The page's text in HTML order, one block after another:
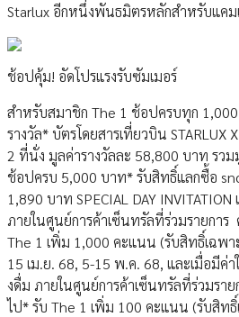
Starlux อีกหนึ่งพันธมิตรหลักสำหรับแค
ช้อปคุ้ม! อัดโปรแรงรับซัมเมอร์
สำหรับสมาชิก The 1 ช้อปครบทุก
รางวัล* บัตรโดยสารเที่ยวบิน STARLUX
2 ที่นั่ง มูลค่ารางวัลละ 58,800 บาท รว
ช้อปครบ 5,000 บาท* รับสิทธิ์แลกซื้อ
1,890 บาท SPECIAL DAY
ภายในศูนย์การค้าเซ็นทรัลที่ร่วมรายกา
The 1 เพิ่ม 1,000 คะแนน (รับสิทธิ์เฉพ
15 เม.ย. 68, 5-15 พ.ค. 68, และเมื่อมีค่า
งดื่ม ภายในศูนย์การค้าเซ็นทรัลที่ร่วมรา
ไป* รับ The 1 เพิ่ม 100 คะแนน (รับสิท